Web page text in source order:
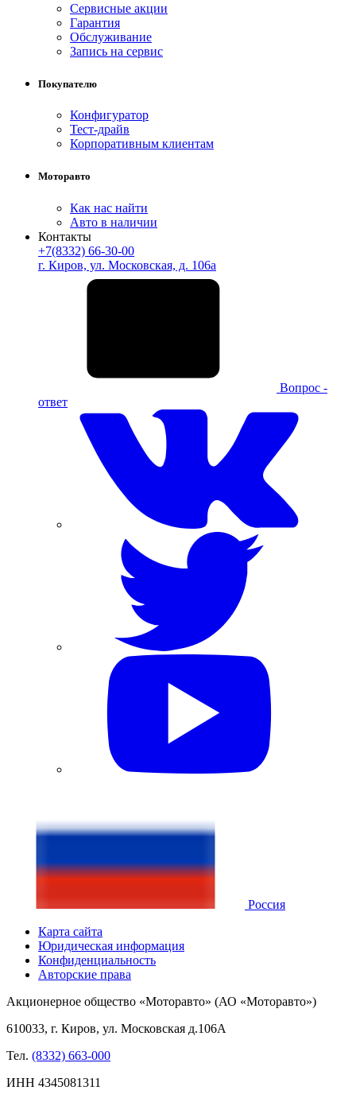
Сервисные акции
Гарантия
Обслуживание
Запись на сервис
Покупателю
Конфигуратор
Тест-драйв
Корпоративным клиентам
Моторавто
Как нас найти
Авто в наличии
Контакты
+7(8332) 66-30-00
г. Киров, ул. Московская, д. 106а
Вопрос -
ответ
Россия
Карта сайта
Юридическая информация
Конфиденциальность
Авторские права
Акционерное общество «Моторавто» (АО «Моторавто»)
610033, г. Киров, ул. Московская д.106А
Тел. (8332) 663-000
ИНН 4345081311